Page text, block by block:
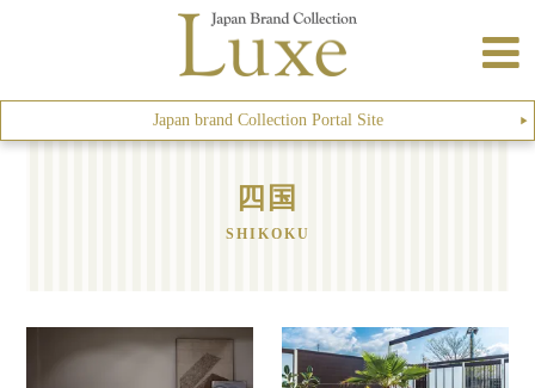
Japan brand Collection Portal Site ▶︎
四国
SHIKOKU